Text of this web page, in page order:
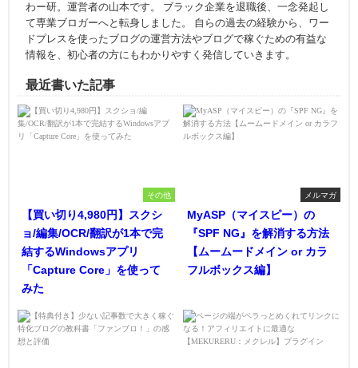
わー研。運営者の山本です。 ブラック企業を退職後、一念発起し
て専業ブロガーへと転身しました。 自らの過去の経験から、ワー
ドプレスを使ったブログの運営方法やブログで稼ぐための有益な
情報を、初心者の方にもわかりやすく発信していきます。
最近書いた記事
その他
【買い切り4,980円】スクシ
ョ/編集/OCR/翻訳が1本で完
結するWindowsアプリ
「Capture Core」を使って
みた
メルマガ
MyASP（マイスピー）の
『SPF NG』を解消する方法
【ムームードメイン or カラ
フルボックス編】